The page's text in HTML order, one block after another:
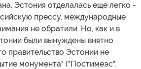
Эстония отделалась еще легко -
прессу, международные
не обратили. Но, как и в
были вынуждены внятно
правительство Эстонии не
монумента" ("Постимеэс",